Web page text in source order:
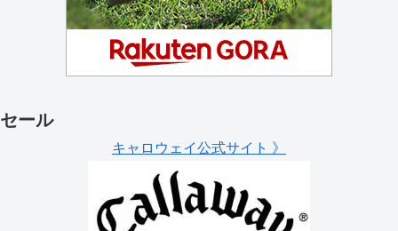
セール
キャロウェイ公式サイト 》